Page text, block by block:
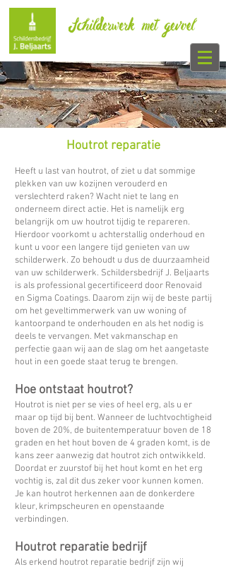
Houtrot reparatie
Heeft u last van houtrot, of ziet u dat sommige
plekken van uw kozijnen verouderd en
verslechterd raken? Wacht niet te lang en
onderneem direct actie. Het is namelijk erg
belangrijk om uw houtrot tijdig te repareren.
Hierdoor voorkomt u achterstallig onderhoud en
kunt u voor een langere tijd genieten van uw
schilderwerk. Zo behoudt u dus de duurzaamheid
van uw schilderwerk. Schildersbedrijf J. Beljaarts
is als professional gecertificeerd door Renovaid
en Sigma Coatings. Daarom zijn wij de beste partij
om het geveltimmerwerk van uw woning of
kantoorpand te onderhouden en als het nodig is
deels te vervangen. Met vakmanschap en
perfectie gaan wij aan de slag om het aangetaste
hout in een goede staat terug te brengen.
Hoe ontstaat houtrot?
Houtrot is niet per se vies of heel erg, als u er
maar op tijd bij bent. Wanneer de luchtvochtigheid
boven de 20%, de buitentemperatuur boven de 18
graden en het hout boven de 4 graden komt, is de
kans zeer aanwezig dat houtrot zich ontwikkeld.
Doordat er zuurstof bij het hout komt en het erg
vochtig is, zal dit dus zeker voor kunnen komen.
Je kan houtrot herkennen aan de donkerdere
kleur, krimpscheuren en openstaande
verbindingen.
Houtrot reparatie bedrijf
Als erkend houtrot reparatie bedrijf zijn wij